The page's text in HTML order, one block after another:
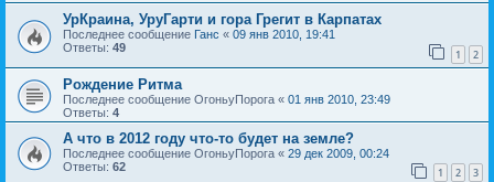
УрКраина, УруГарти и гора Грегит в Карпатах
Последнее сообщение Ганс « 09 янв 2010, 19:41
Ответы: 49 1 2
Рождение Ритма
Последнее сообщение ОгоньуПорога « 01 янв 2010, 23:49
Ответы: 4
А что в 2012 году что-то будет на земле?
Последнее сообщение ОгоньуПорога « 29 дек 2009, 00:24
Ответы: 62 1 2 3